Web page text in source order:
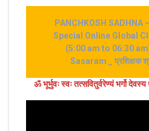
PANCHKOSH
Special Online Global
(5:00 am to 06:30
Sasaram _ प्रशिक्षक
ॐ भूर्भुवः स्‍वः तत्‍सवितुर्वरेण्‍यं भर्गो देवस्य